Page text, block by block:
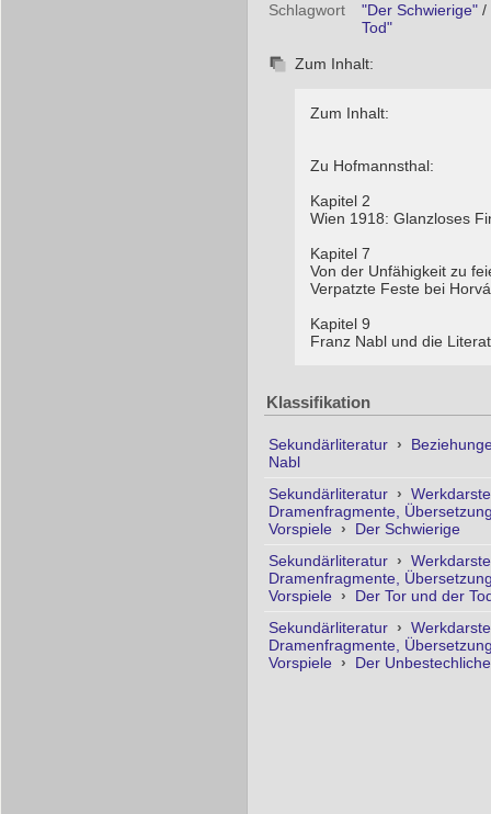
Schlagwort
"Der Schwierige"/
Tod"
Zum Inhalt:
Zum Inhalt:
Zu Hofmannsthal:
Kapitel 2
Wien 1918: Glanzloses
Kapitel 7
Von der Unfähigkeit zu
Verpatzte Feste bei
Kapitel 9
Franz Nabl und die
Klassifikation
Sekundärliteratur ›
Nabl
Sekundärliteratur ›
Dramenfragmente,
Vorspiele ›
Der Schwierige
Sekundärliteratur ›
Dramenfragmente,
Vorspiele ›
Der Tor und der
Sekundärliteratur ›
Dramenfragmente,
Vorspiele › Der Unbestechliche